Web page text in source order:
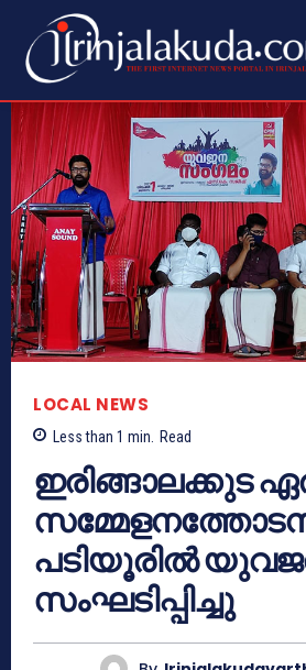
LOCAL NEWS
Less than 1 min. Read
ഇരിങ്ങാലക്കുട
പടിയൂരിൽ
സംഘടിപ്പിച്ചു